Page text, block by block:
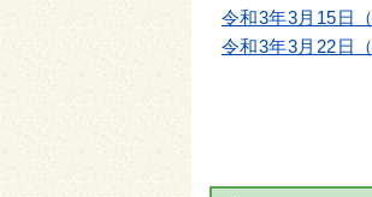
令和3年3月15日
令和3年3月22日